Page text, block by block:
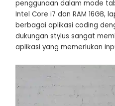
penggunaan dalam mode
Intel Core i7 dan RAM 16GB,
berbagai aplikasi coding
dukungan stylus sangat
aplikasi yang memerlukan